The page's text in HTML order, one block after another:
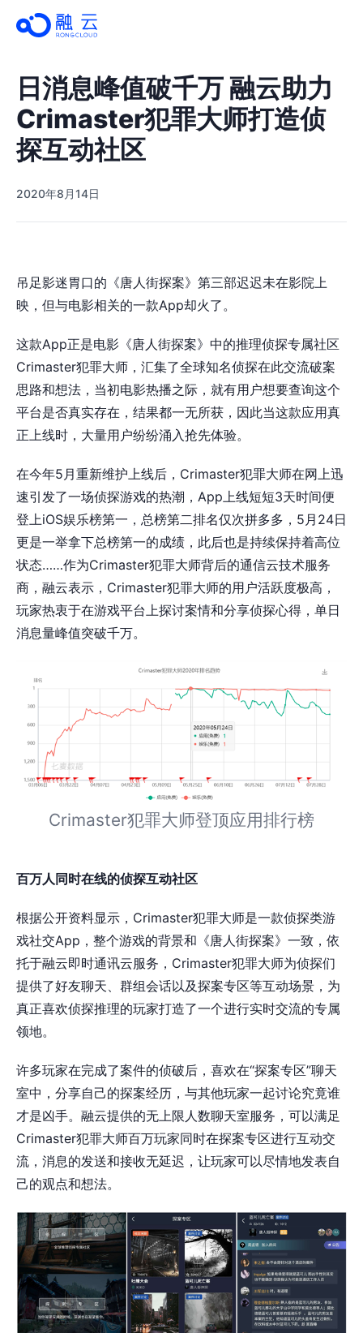
日消息峰值破千万 融云助力
Crimaster犯罪大师打造侦
探互动社区
2020年8月14日
吊足影迷胃口的《唐人街探案》第三部迟迟未在影院上
映，但与电影相关的一款App却火了。
这款App正是电影《唐人街探案》中的推理侦探专属社区
Crimaster犯罪大师，汇集了全球知名侦探在此交流破案
思路和想法，当初电影热播之际，就有用户想要查询这个
平台是否真实存在，结果都一无所获，因此当这款应用真
正上线时，大量用户纷纷涌入抢先体验。
在今年5月重新维护上线后，Crimaster犯罪大师在网上迅
速引发了一场侦探游戏的热潮，App上线短短3天时间便
登上iOS娱乐榜第一，总榜第二排名仅次拼多多，5月24日
更是一举拿下总榜第一的成绩，此后也是持续保持着高位
状态……作为Crimaster犯罪大师背后的通信云技术服务
商，融云表示，Crimaster犯罪大师的用户活跃度极高，
玩家热衷于在游戏平台上探讨案情和分享侦探心得，单日
消息量峰值突破千万。
Crimaster犯罪大师登顶应用排行榜
百万人同时在线的侦探互动社区
根据公开资料显示，Crimaster犯罪大师是一款侦探类游
戏社交App，整个游戏的背景和《唐人街探案》一致，依
托于融云即时通讯云服务，Crimaster犯罪大师为侦探们
提供了好友聊天、群组会话以及探案专区等互动场景，为
真正喜欢侦探推理的玩家打造了一个进行实时交流的专属
领地。
许多玩家在完成了案件的侦破后，喜欢在“探案专区”聊天
室中，分享自己的探案经历，与其他玩家一起讨论究竟谁
才是凶手。融云提供的无上限人数聊天室服务，可以满足
Crimaster犯罪大师百万玩家同时在探案专区进行互动交
流，消息的发送和接收无延迟，让玩家可以尽情地发表自
己的观点和想法。